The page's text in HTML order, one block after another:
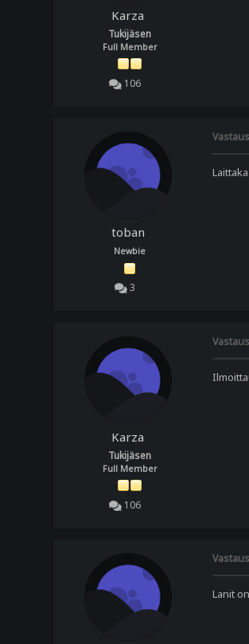
Karza
Tukijäsen
Full Member
106
toban
Newbie
3
Karza
Tukijäsen
Full Member
106
Lanit